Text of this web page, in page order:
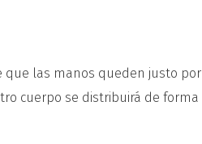
que las manos queden justo por
cuerpo se distribuirá de forma